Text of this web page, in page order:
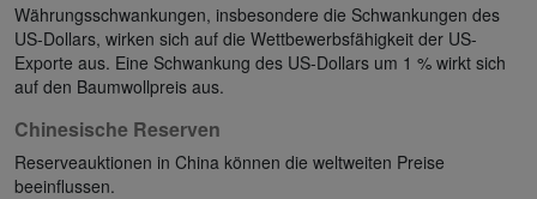
Währungsschwankungen, insbesondere die Schwankungen des
US-Dollars, wirken sich auf die Wettbewerbsfähigkeit der US-
Exporte aus. Eine Schwankung des US-Dollars um 1 % wirkt sich
auf den Baumwollpreis aus.
Chinesische Reserven
Reserveauktionen in China können die weltweiten Preise
beeinflussen.